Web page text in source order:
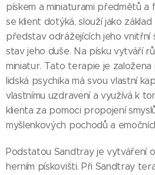
pískem a miniaturami předmětů a
se klient dotýká, slouží jako
představ odrážejících jeho vnitřní
stav jeho duše. Na písku vytváří
miniatur. Tato terapie je založena
lidská psychika má svou vlastní
vlastnímu uzdravení a využívá k
klienta za pomoci propojení
myšlenkových pochodů a
Podstatou Sandtray je vytváření
herním pískovišti. Při Sandtray